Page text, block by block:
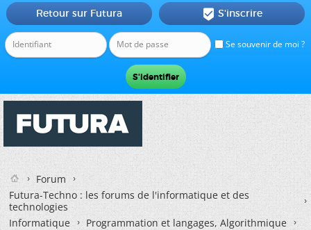
Se souvenir de moi ?
Retour sur Futura  S'inscrire
Forum
Futura-Techno : les forums de l'informatique et des
technologies
Informatique
Programmation et langages, Algorithmique